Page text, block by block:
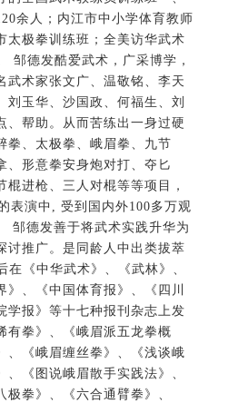
进枪、三人对棍等等项目，
表演中, 受到国内外100多万观
邹德发善于将武术实践升华为
讨推广。是同龄人中出类拔萃
在《中华武术》、《武林》、
》、《中国体育报》、《四川
学报》等十七种报刊杂志上发
有拳》、《峨眉派五龙拳概
《峨眉缠丝拳》、《浅谈峨
、《图说峨眉散手实践法》、
极拳》、《六合通臂拳》、
。出版专著：峨眉武林丛书
四川省科学技术出版社出版，
优秀科普作品三等奖，成都体
成果二等奖）；《武林纵横》
10月香港中国和世界出版公司
二路》1993年9月四川省科学
华武术大观—王树田专辑》
术出版社、香港出版社联合出
赛裁判工作。执法公正，十次